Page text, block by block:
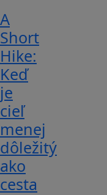
A
Short
Hike:
Keď
je
cieľ
menej
dôležitý
ako
cesta